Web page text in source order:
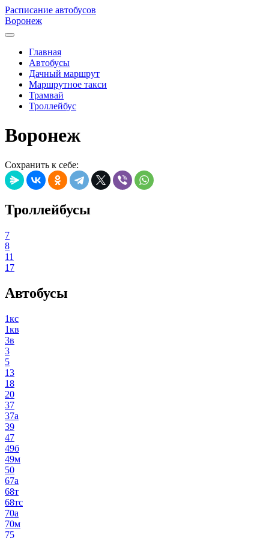
Расписание автобусов
Воронеж
Главная
Автобусы
Дачный маршрут
Маршрутное такси
Трамвай
Троллейбус
Воронеж
Сохранить к себе:
Троллейбусы
7
8
11
17
Автобусы
1кс
1кв
3в
3
5
13
18
20
37
37а
39
47
49б
49м
50
67а
68т
68тс
70а
70м
75